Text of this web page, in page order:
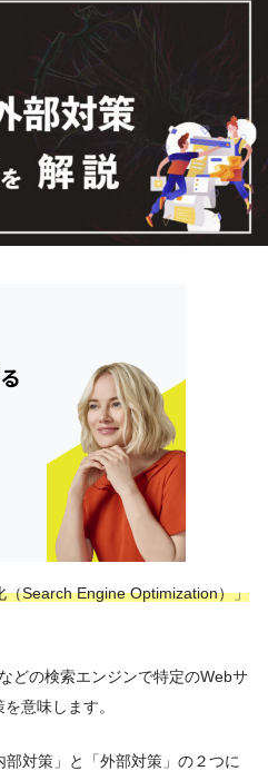
（Search Engine Optimization）」
どの検索エンジンで特定のWebサ
意味します。
対策」と「外部対策」の２つに